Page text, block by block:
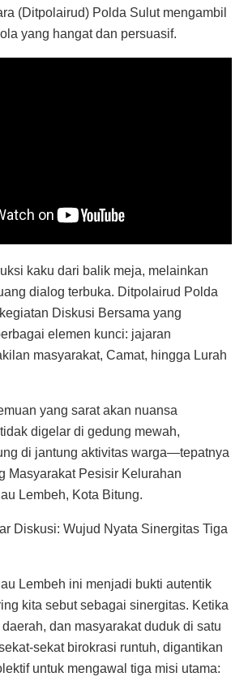
(Ditpolairud) Polda Sulut mengambil
yang hangat dan persuasif.
kaku dari balik meja, melainkan
dialog terbuka. Ditpolairud Polda
Diskusi Bersama yang
elemen kunci: jajaran
masyarakat, Camat, hingga Lurah
yang sarat akan nuansa
digelar di gedung mewah,
di jantung aktivitas warga—tepatnya
Masyarakat Pesisir Kelurahan
Lembeh, Kota Bitung.
Diskusi: Wujud Nyata Sinergitas Tiga
Lembeh ini menjadi bukti autentik
kita sebut sebagai sinergitas. Ketika
dan masyarakat duduk di satu
sekat birokrasi runtuh, digantikan
untuk mengawal tiga misi utama: